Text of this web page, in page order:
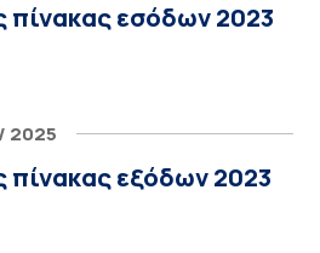
πίνακας εσόδων 2023
/ 2025
πίνακας εξόδων 2023